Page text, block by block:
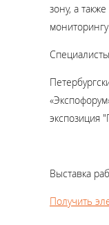
зону, а
экспозиция
Выставка
Получить